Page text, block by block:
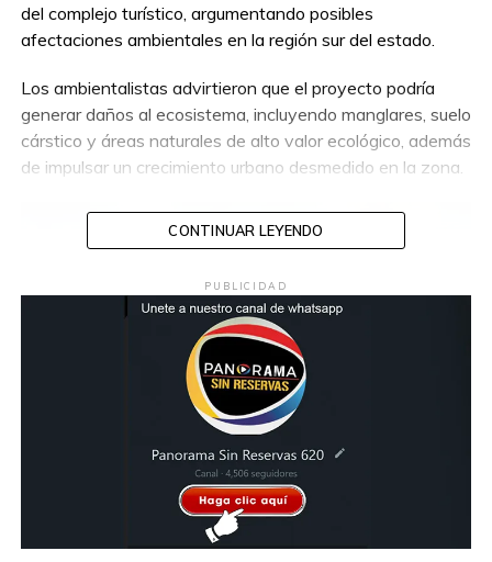
del complejo turístico, argumentando posibles
afectaciones ambientales en la región sur del estado.
Los ambientalistas advirtieron que el proyecto podría
generar daños al ecosistema, incluyendo manglares, suelo
cárstico y áreas naturales de alto valor ecológico, además
de impulsar un crecimiento urbano desmedido en la zona.
Asimismo, señalaron que el desarrollo turístico podría
impactar el equilibrio ambiental y la biodiversidad de
CONTINUAR LEYENDO
PUBLICIDAD